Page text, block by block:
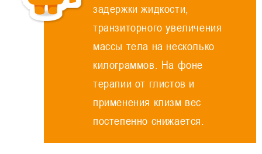
задержки жидкости,
транзиторного увеличения
массы тела на несколько
килограммов. На фоне
терапии от глистов и
применения клизм вес
постепенно снижается.